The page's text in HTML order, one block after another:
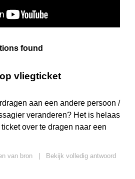
found
vliegticket
aan een andere persoon /
veranderen? Het is helaas
over te dragen naar een
van bron
Bekijk volledig antwoord